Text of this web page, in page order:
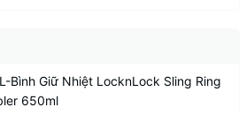
Bình Giữ Nhiệt LocknLock Sling Ring
650ml